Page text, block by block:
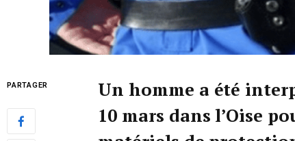
PARTAGER
Un homme a été
10 mars dans l’Oise